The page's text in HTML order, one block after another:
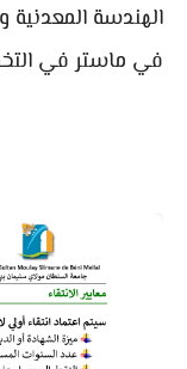
الهندسة
في ماستر في